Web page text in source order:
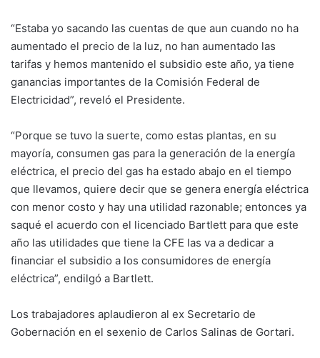
“Estaba yo sacando las cuentas de que aun cuando no ha
aumentado el precio de la luz, no han aumentado las
tarifas y hemos mantenido el subsidio este año, ya tiene
ganancias importantes de la Comisión Federal de
Electricidad”, reveló el Presidente.
“Porque se tuvo la suerte, como estas plantas, en su
mayoría, consumen gas para la generación de la energía
eléctrica, el precio del gas ha estado abajo en el tiempo
que llevamos, quiere decir que se genera energía eléctrica
con menor costo y hay una utilidad razonable; entonces ya
saqué el acuerdo con el licenciado Bartlett para que este
año las utilidades que tiene la CFE las va a dedicar a
financiar el subsidio a los consumidores de energía
eléctrica”, endilgó a Bartlett.
Los trabajadores aplaudieron al ex Secretario de
Gobernación en el sexenio de Carlos Salinas de Gortari.